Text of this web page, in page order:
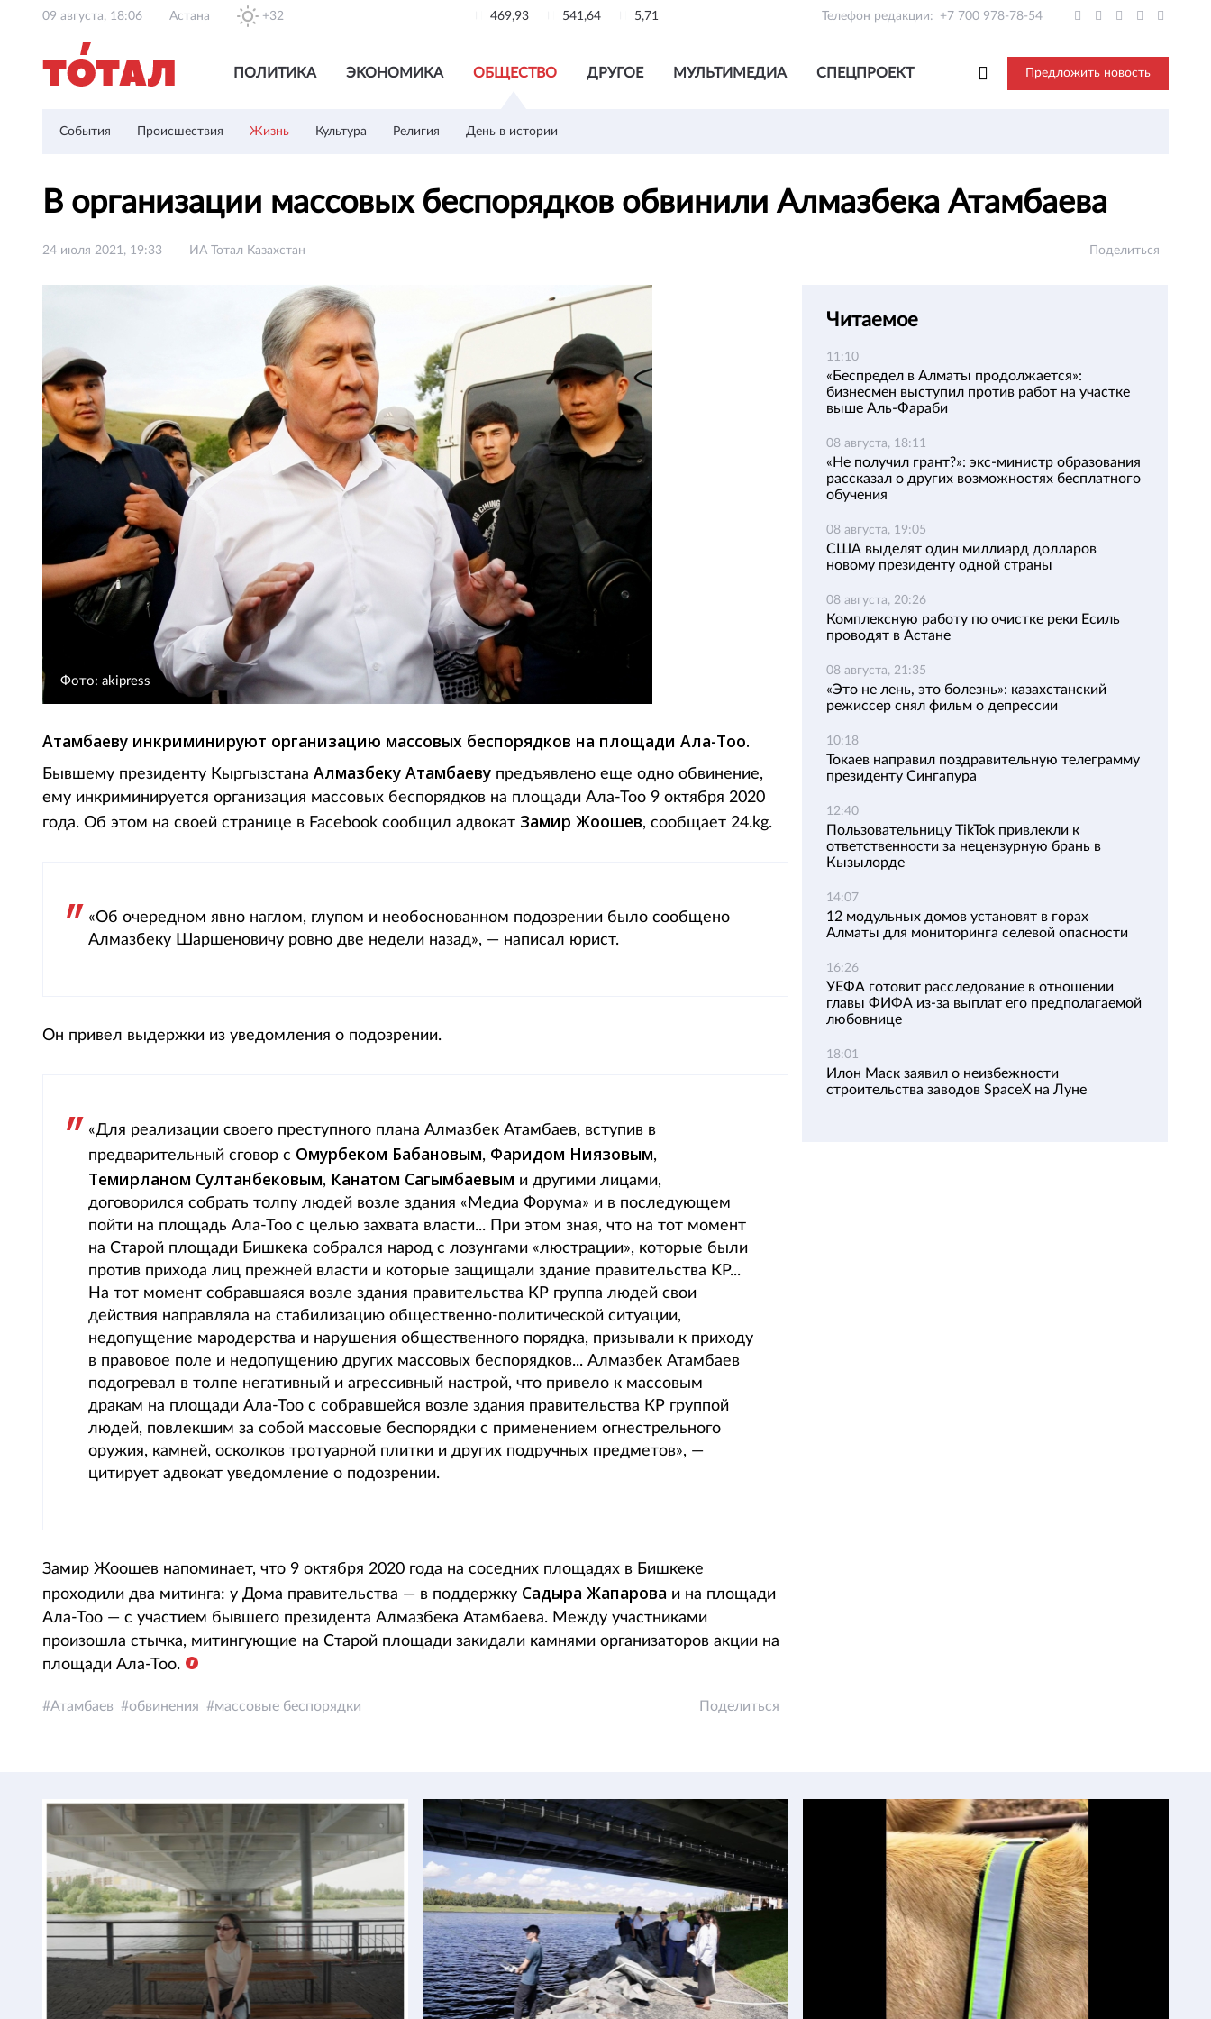
09 августа, 18:06 Астана +32 469,93 541,64 5,71 Телефон редакции: +7 700 978-78-54
ПОЛИТИКА ЭКОНОМИКА ОБЩЕСТВО ДРУГОЕ МУЛЬТИМЕДИА СПЕЦПРОЕКТ Предложить новость
События Происшествия Жизнь Культура Религия День в истории
В организации массовых беспорядков обвинили Алмазбека Атамбаева
24 июля 2021, 19:33 ИА Тотал Казахстан Поделиться
Фото: akipress
Атамбаеву инкриминируют организацию массовых беспорядков на площади Ала-Тоо.
Бывшему президенту Кыргызстана Алмазбеку Атамбаеву предъявлено еще одно обвинение,
ему инкриминируется организация массовых беспорядков на площади Ала-Тоо 9 октября 2020
года. Об этом на своей странице в Facebook сообщил адвокат Замир Жоошев, сообщает 24.kg.
«Об очередном явно наглом, глупом и необоснованном подозрении было сообщено
Алмазбеку Шаршеновичу ровно две недели назад», — написал юрист.
Он привел выдержки из уведомления о подозрении.
«Для реализации своего преступного плана Алмазбек Атамбаев, вступив в
предварительный сговор с Омурбеком Бабановым, Фаридом Ниязовым,
Темирланом Султанбековым, Канатом Сагымбаевым и другими лицами,
договорился собрать толпу людей возле здания «Медиа Форума» и в последующем
пойти на площадь Ала-Тоо с целью захвата власти... При этом зная, что на тот момент
на Старой площади Бишкека собрался народ с лозунгами «люстрации», которые были
против прихода лиц прежней власти и которые защищали здание правительства КР...
На тот момент собравшаяся возле здания правительства КР группа людей свои
действия направляла на стабилизацию общественно-политической ситуации,
недопущение мародерства и нарушения общественного порядка, призывали к приходу
в правовое поле и недопущению других массовых беспорядков... Алмазбек Атамбаев
подогревал в толпе негативный и агрессивный настрой, что привело к массовым
дракам на площади Ала-Тоо с собравшейся возле здания правительства КР группой
людей, повлекшим за собой массовые беспорядки с применением огнестрельного
оружия, камней, осколков тротуарной плитки и других подручных предметов», —
цитирует адвокат уведомление о подозрении.
Замир Жоошев напоминает, что 9 октября 2020 года на соседних площадях в Бишкеке
проходили два митинга: у Дома правительства — в поддержку Садыра Жапарова и на площади
Ала-Тоо — с участием бывшего президента Алмазбека Атамбаева. Между участниками
произошла стычка, митингующие на Старой площади закидали камнями организаторов акции на
площади Ала-Тоо.
Атамбаев обвинения массовые беспорядки Поделиться
Читаемое
11:10
«Беспредел в Алматы продолжается»:
бизнесмен выступил против работ на участке
выше Аль-Фараби
08 августа, 18:11
«Не получил грант?»: экс-министр образования
рассказал о других возможностях бесплатного
обучения
08 августа, 19:05
США выделят один миллиард долларов
новому президенту одной страны
08 августа, 20:26
Комплексную работу по очистке реки Есиль
проводят в Астане
08 августа, 21:35
«Это не лень, это болезнь»: казахстанский
режиссер снял фильм о депрессии
10:18
Токаев направил поздравительную телеграмму
президенту Сингапура
12:40
Пользовательницу TikTok привлекли к
ответственности за нецензурную брань в
Кызылорде
14:07
12 модульных домов установят в горах
Алматы для мониторинга селевой опасности
16:26
УЕФА готовит расследование в отношении
главы ФИФА из-за выплат его предполагаемой
любовнице
18:01
Илон Маск заявил о неизбежности
строительства заводов SpaceX на Луне